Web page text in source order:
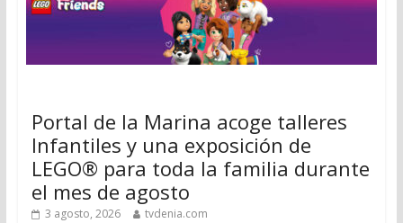
Portal de la Marina acoge talleres
Infantiles y una exposición de
LEGO® para toda la familia durante
el mes de agosto
3 agosto, 2026 tvdenia.com